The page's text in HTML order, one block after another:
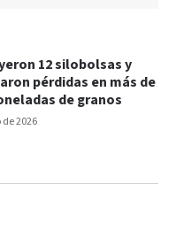
2026
12 silobolsas y
pérdidas en más de
de granos